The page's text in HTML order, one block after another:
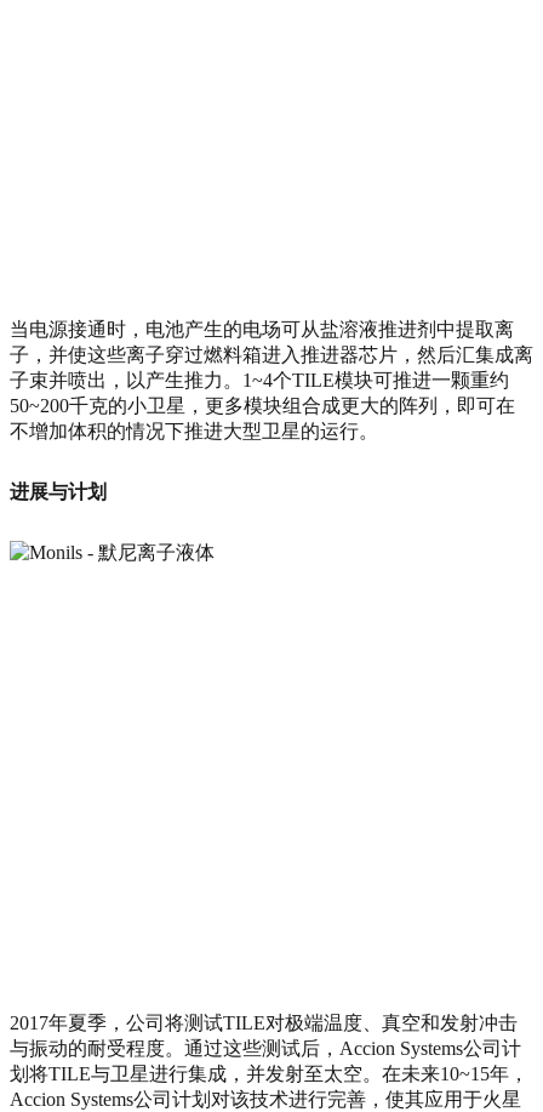
当电源接通时，电池产生的电场可从盐溶液推进剂中提取离
子，并使这些离子穿过燃料箱进入推进器芯片，然后汇集成离
子束并喷出，以产生推力。1~4个TILE模块可推进一颗重约
50~200千克的小卫星，更多模块组合成更大的阵列，即可在
不增加体积的情况下推进大型卫星的运行。
进展与计划
2017年夏季，公司将测试TILE对极端温度、真空和发射冲击
与振动的耐受程度。通过这些测试后，Accion Systems公司计
划将TILE与卫星进行集成，并发射至太空。在未来10~15年，
Accion Systems公司计划对该技术进行完善，使其应用于火星